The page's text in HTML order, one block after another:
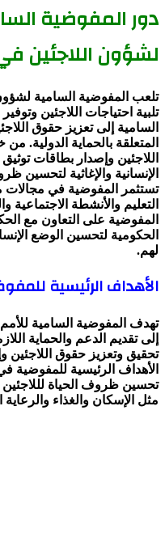
دور المفوضية
لشؤون اللاجئين
تلعب المفوضية السامية
تلبية احتياجات اللاجئين
السامية إلى تعزيز حقوق
المتعلقة بالحماية الدولية.
اللاجئين وإصدار بطاقات
الإنسانية والإغاثية لتحسين
تستثمر المفوضية في مجالات
التعليم والأنشطة الاجتماعية
المفوضية على التعاون مع
الحكومية لتحسين الوضع
لهم.
الأهداف الرئيسية
تهدف المفوضية السامية
إلى تقديم الدعم والحماية
تحقيق وتعزيز حقوق
الأهداف الرئيسية للمفوضية
تحسين ظروف الحياة لللاجئين
مثل الإسكان والغذاء